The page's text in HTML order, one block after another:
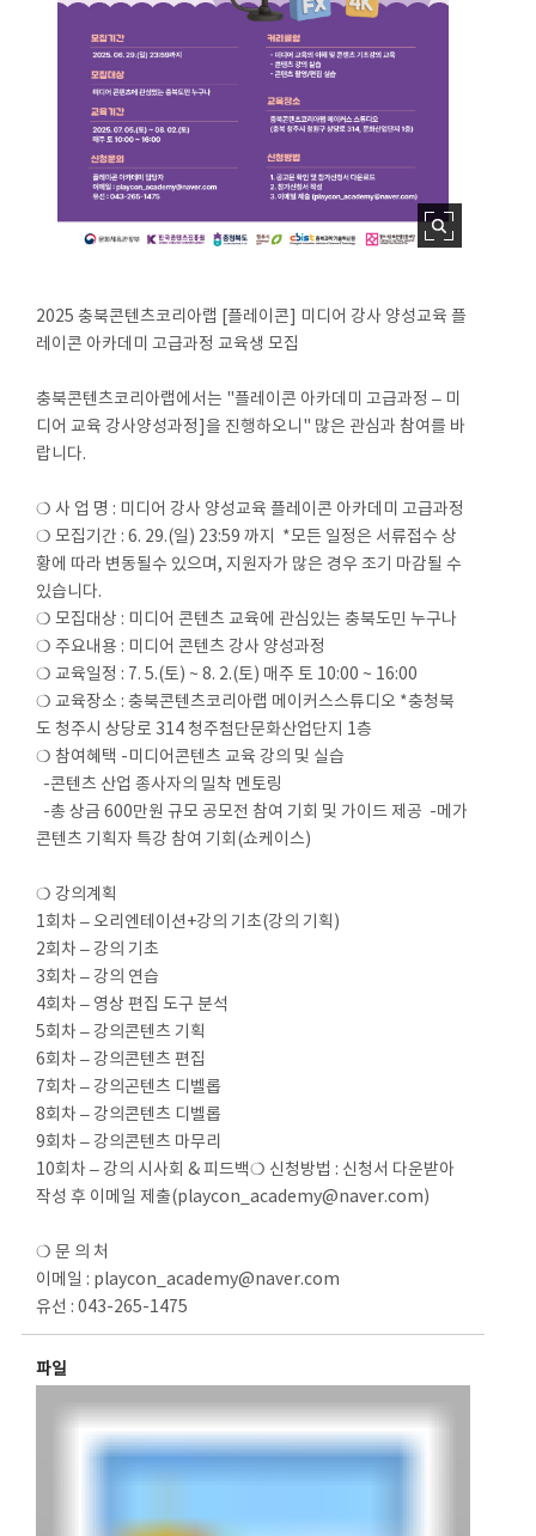
2025 충북콘텐츠코리아랩 [플레이콘] 미디어 강사 양성교육 플
레이콘 아카데미 고급과정 교육생 모집
충북콘텐츠코리아랩에서는 "플레이콘 아카데미 고급과정 – 미
디어 교육 강사양성과정]을 진행하오니" 많은 관심과 참여를 바
랍니다.
❍ 사 업 명 : 미디어 강사 양성교육 플레이콘 아카데미 고급과정
❍ 모집기간 : 6. 29.(일) 23:59 까지 *모든 일정은 서류접수 상
황에 따라 변동될수 있으며, 지원자가 많은 경우 조기 마감될 수
있습니다.
❍ 모집대상 : 미디어 콘텐츠 교육에 관심있는 충북도민 누구나
❍ 주요내용 : 미디어 콘텐츠 강사 양성과정
❍ 교육일정 : 7. 5.(토) ~ 8. 2.(토) 매주 토 10:00 ~ 16:00
❍ 교육장소 : 충북콘텐츠코리아랩 메이커스스튜디오 *충청북
도 청주시 상당로 314 청주첨단문화산업단지 1층
❍ 참여혜택 -미디어콘텐츠 교육 강의 및 실습
-콘텐츠 산업 종사자의 밀착 멘토링
-총 상금 600만원 규모 공모전 참여 기회 및 가이드 제공 -메가
콘텐츠 기획자 특강 참여 기회(쇼케이스)
❍ 강의계획
1회차 – 오리엔테이션+강의 기초(강의 기획)
2회차 – 강의 기초
3회차 – 강의 연습
4회차 – 영상 편집 도구 분석
5회차 – 강의콘텐츠 기획
6회차 – 강의콘텐츠 편집
7회차 – 강의곤텐츠 디벨롭
8회차 – 강의콘텐츠 디벨롭
9회차 – 강의콘텐츠 마무리
10회차 – 강의 시사회 & 피드백❍ 신청방법 : 신청서 다운받아
작성 후 이메일 제출(playcon_academy@naver.com)
❍ 문 의 처
이메일 : playcon_academy@naver.com
유선 : 043-265-1475
파일